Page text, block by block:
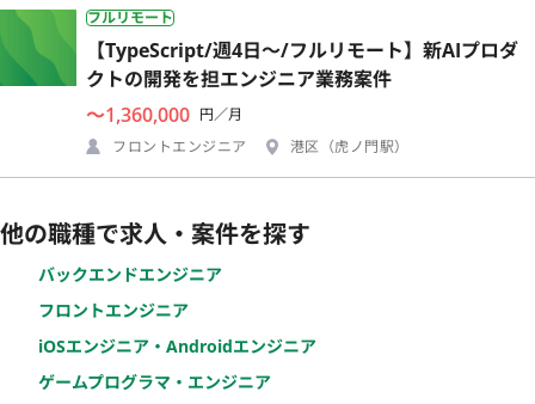
フルリモート
【TypeScript/週4日〜/フルリモート】新AIプロダ
クトの開発を担エンジニア業務案件
〜1,360,000 円／月
フロントエンジニア
港区（虎ノ門駅）
他の職種で求人・案件を探す
バックエンドエンジニア
フロントエンジニア
iOSエンジニア・Androidエンジニア
ゲームプログラマ・エンジニア